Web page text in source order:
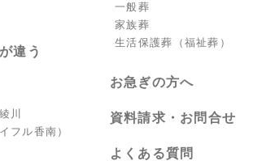
違う
川
フル香南）
一般葬
家族葬
生活保護葬（福祉葬）
お急ぎの方へ
資料請求・お問合せ
よくある質問